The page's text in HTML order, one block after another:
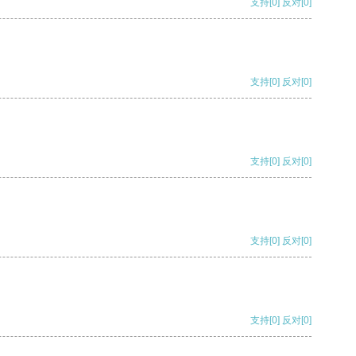
支持 [0] 反对 [0]
支持[0] 反对[0]
支持[0] 反对[0]
支持[0] 反对[0]
支持[0] 反对[0]